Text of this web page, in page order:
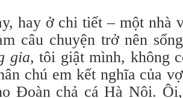
hay ở chi tiết – một nhà
câu chuyện trở nên
gia,tôi giật mình, không
chú em kết nghĩa của
Đoàn chả cá Hà Nội.